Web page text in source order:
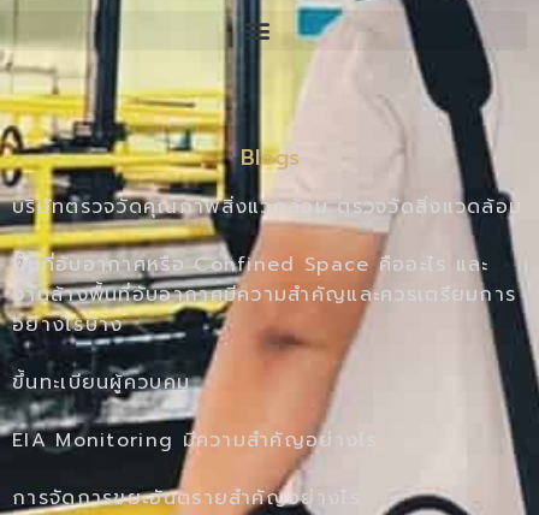
Blogs
บริษัทตรวจวัดคุณภาพสิ่งแวดล้อม ตรวจวัดสิ่งแวดล้อม
พื้นที่อับอากาศหรือ Confined Space คืออะไร และ
งานล้างพื้นที่อับอากาศมีความสำคัญและควรเตรียมการ
อย่างไรบ้าง
ขึ้นทะเบียนผู้ควบคุม
EIA Monitoring มีความสำคัญอย่างไร
การจัดการขยะอันตรายสำคัญอย่างไร